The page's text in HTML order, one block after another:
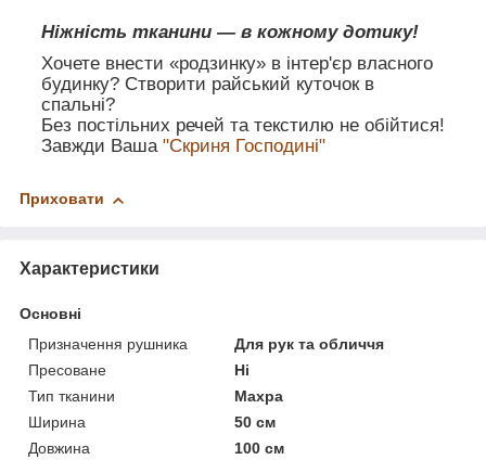
Ніжність тканини — в кожному дотику!
Хочете внести «родзинку» в інтер'єр власного
будинку? Створити райський куточок в
спальні?
Без постільних речей та текстилю не обійтися!
Завжди Ваша "Скриня Господині"
Приховати
Характеристики
Основні
Призначення рушника
Для рук та обличчя
Пресоване
Ні
Тип тканини
Махра
Ширина
50 см
Довжина
100 см